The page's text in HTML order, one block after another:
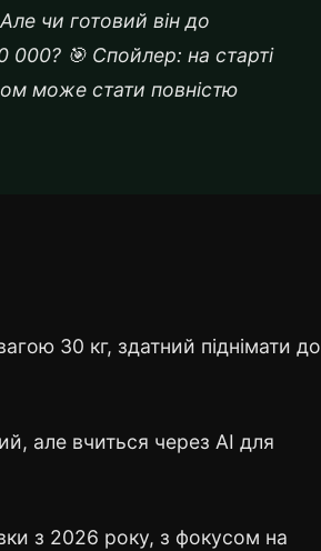
чи готовий він до
🎯 Спойлер: на старті
може стати повністю
30 кг, здатний піднімати до
але вчиться через AI для
з 2026 року, з фокусом на